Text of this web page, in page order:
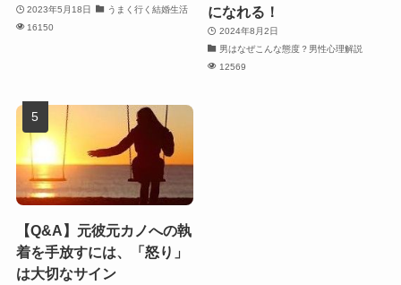
2023年5月18日
うまく行く結婚生活
16150
になれる！
2024年8月2日
男はなぜこんな態度？男性心理解説
12569
【Q&A】元彼元カノへの執
着を手放すには、「怒り」
は大切なサイン